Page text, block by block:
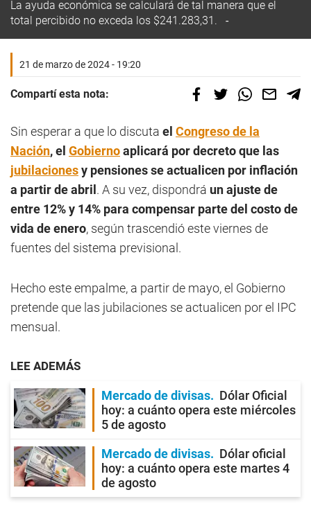
La ayuda económica se calculará de tal manera que el
total percibido no exceda los $241.283,31.
21 de marzo de 2024 - 19:20
Compartí esta nota:
Sin esperar a que lo discuta el Congreso de la
Nación, el Gobiernoaplicará por decreto que las
jubilacionesy pensiones se actualicen por inflación
a partir de abril. A su vez, dispondrá un ajuste de
entre 12% y 14% para compensar parte del costo de
vida de enero, según trascendió este viernes de
fuentes del sistema previsional.
Hecho este empalme, a partir de mayo, el Gobierno
pretende que las jubilaciones se actualicen por el IPC
mensual.
LEE ADEMÁS
Mercado de divisas
Dólar Oficial
hoy: a cuánto opera este miércoles
5 de agosto
Mercado de divisas
Dólar oficial
hoy: a cuánto opera este martes 4
de agosto